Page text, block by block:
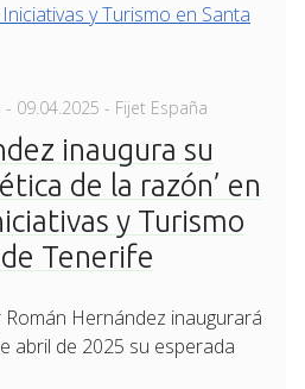
- Posted
on
09.04.2025 - Fijet España
inaugura su
de la razón’ en
y Turismo
Tenerife
Hernández inaugurará
abril de 2025 su esperada